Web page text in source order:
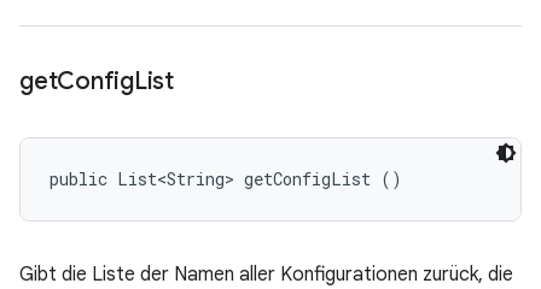
getConfigList
public List<String> getConfigList ()
Gibt die Liste der Namen aller Konfigurationen zurück, die